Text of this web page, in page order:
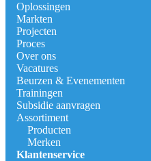
Oplossingen
Markten
Projecten
Proces
Over ons
Vacatures
Beurzen & Evenementen
Trainingen
Subsidie aanvragen
Assortiment
Producten
Merken
Klantenservice